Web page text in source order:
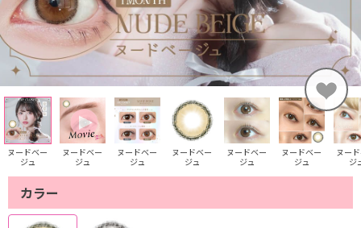
ヌードベー
ジュ
ヌードベー
ジュ
ヌードベー
ジュ
ヌードベー
ジュ
ヌードベー
ジュ
ヌードベー
ジュ
ヌー
ジ
カラー